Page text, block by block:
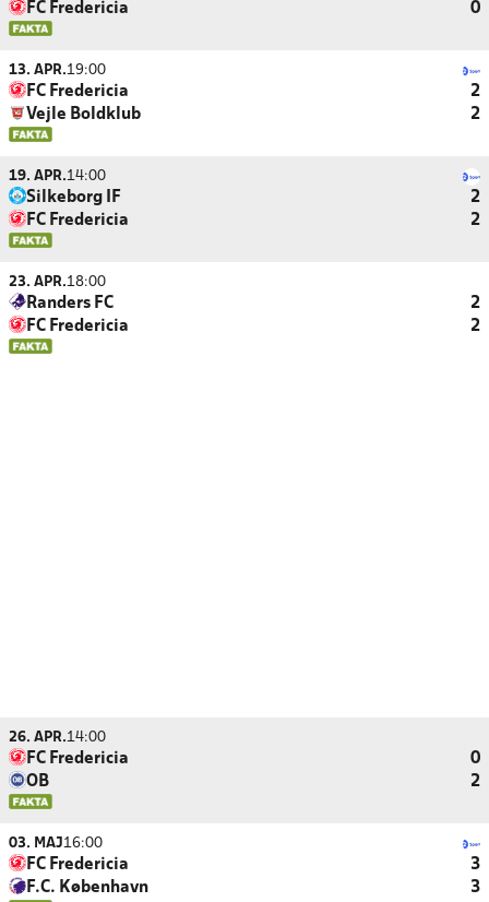
FC Fredericia
0
13. APR.19:00
FC Fredericia
2
Vejle Boldklub
2
19. APR.14:00
Silkeborg IF
2
FC Fredericia
2
23. APR.18:00
Randers FC
2
FC Fredericia
2
26. APR.14:00
FC Fredericia
0
OB
2
03. MAJ16:00
FC Fredericia
3
F.C. København
3